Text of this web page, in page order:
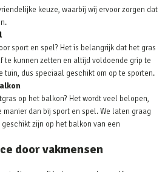
keuze, waarbij wij ervoor zorgen dat
sport en spel? Het is belangrijk dat het gras
te kunnen zetten en altijd voldoende grip te
tuin, dus speciaal geschikt om op te sporten.
op het balkon? Het wordt veel belopen,
manier dan bij sport en spel. We laten graag
zijn op het balkon van een
door vakmensen